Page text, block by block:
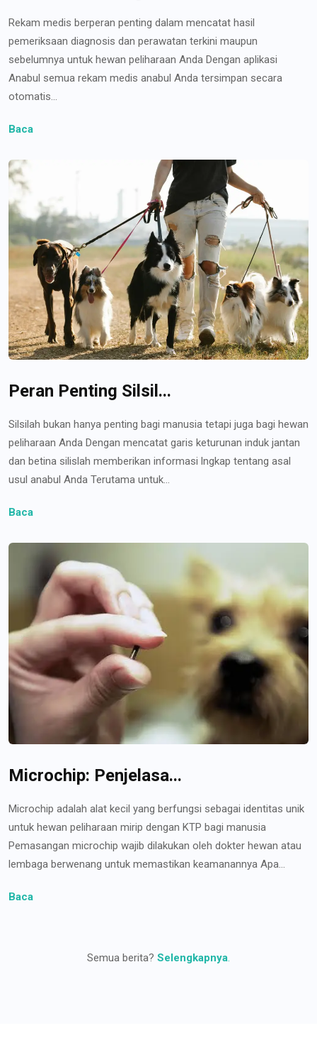
Rekam medis berperan penting dalam mencatat hasil
pemeriksaan diagnosis dan perawatan terkini maupun
sebelumnya untuk hewan peliharaan Anda Dengan aplikasi
Anabul semua rekam medis anabul Anda tersimpan secara
otomatis...
Baca
Peran Penting Silsil...
Silsilah bukan hanya penting bagi manusia tetapi juga bagi hewan
peliharaan Anda Dengan mencatat garis keturunan induk jantan
dan betina silislah memberikan informasi lngkap tentang asal
usul anabul Anda Terutama untuk...
Baca
Microchip: Penjelasa...
Microchip adalah alat kecil yang berfungsi sebagai identitas unik
untuk hewan peliharaan mirip dengan KTP bagi manusia
Pemasangan microchip wajib dilakukan oleh dokter hewan atau
lembaga berwenang untuk memastikan keamanannya Apa...
Baca
Semua berita? Selengkapnya